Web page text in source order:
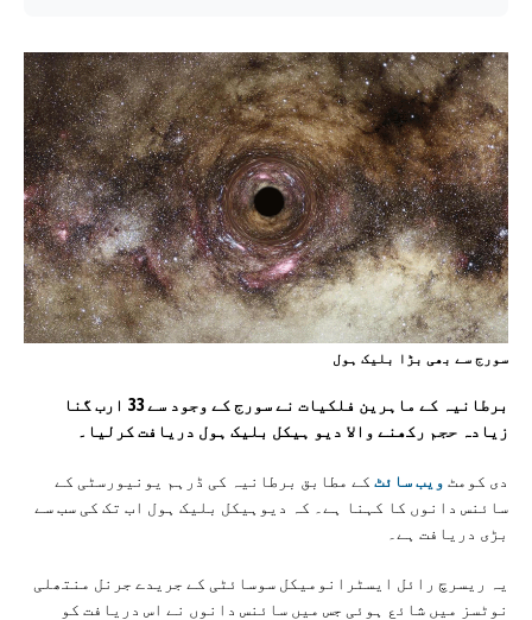
سورج سے بھی بڑا بليک ہول
برطانیہ کے ماہرین فلکیات نے سورج کے وجود سے 33 ارب گنا
زیادہ حجم رکھنے والا دیو ہیکل بلیک ہول دریافت کرلیا۔
دی کومٹ ویب سائٹ کے مطابق برطانیہ کی ڈرہم یونیورسٹی کے
سائنس دانوں کا کہنا ہے۔ کہ دیوہیکل بلیک ہول اب تک کی سب سے
بڑی دریافت ہے۔
یہ ریسرچ رائل ایسٹرانومیکل سوسائٹی کے جریدے جرنل منتھلی
نوٹسز میں شائع ہوئی جس میں سائنس دانوں نے اس دریافت کو